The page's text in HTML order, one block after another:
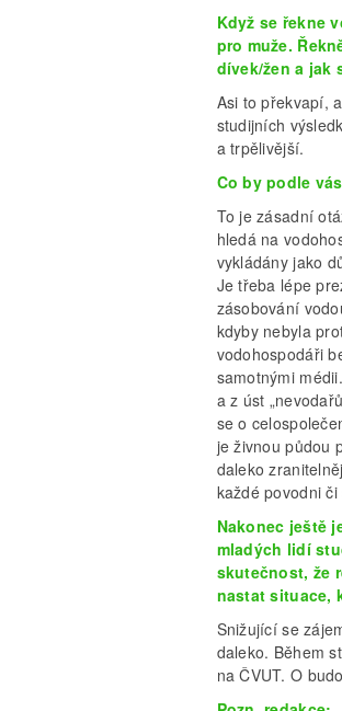
Když se řekne
pro muže.
dívek/žen a jak
Asi to překvapí,
studijních
a trpělivější.
Co by podle
To je zásadní
hledá na
vykládány jako
Je třeba lépe
zásobování
kdyby nebyla
vodohospodáři
samotnými
a z úst
se o
je živnou půdou
daleko
každé povodni
Nakonec ještě
mladých lidí
skutečnost, že
nastat situace,
Snižující se
daleko. Během
na ČVUT. O